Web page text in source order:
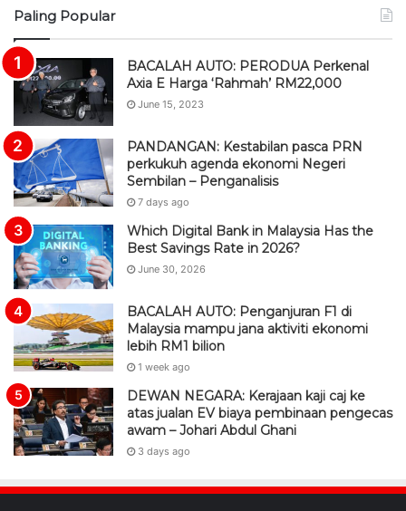
Paling Popular
BACALAH AUTO: PERODUA Perkenal
Axia E Harga ‘Rahmah’ RM22,000
June 15, 2023
PANDANGAN: Kestabilan pasca PRN
perkukuh agenda ekonomi Negeri
Sembilan – Penganalisis
7 days ago
Which Digital Bank in Malaysia Has the
Best Savings Rate in 2026?
June 30, 2026
BACALAH AUTO: Penganjuran F1 di
Malaysia mampu jana aktiviti ekonomi
lebih RM1 bilion
1 week ago
DEWAN NEGARA: Kerajaan kaji caj ke
atas jualan EV biaya pembinaan pengecas
awam – Johari Abdul Ghani
3 days ago